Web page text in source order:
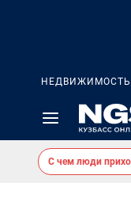
НЕДВИЖИМОСТЬ
С чем люди